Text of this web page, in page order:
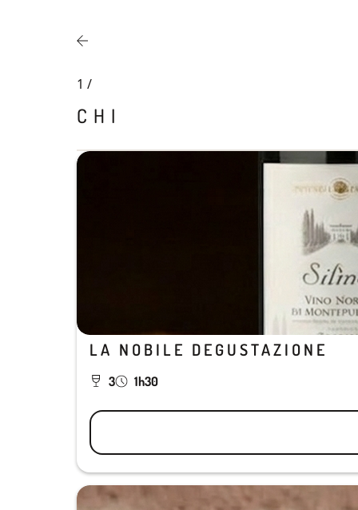
1 /
CHI
LA NOBILE DEGUSTAZIONE
3 1h30